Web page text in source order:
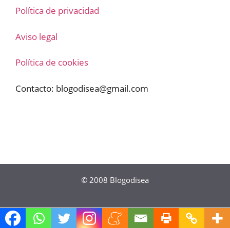
Política de privacidad
Aviso legal
Política de cookies
Contacto: blogodisea@gmail.com
© 2008 Blogodisea